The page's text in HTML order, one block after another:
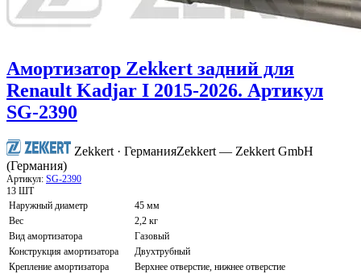
Амортизатор Zekkert задний для
Renault Kadjar I 2015-2026. Артикул
SG-2390
Zekkert · ГерманияZekkert — Zekkert GmbH
(Германия)
Артикул: SG-2390
13 ШТ
Наружный диаметр
45 мм
Вес
2,2 кг
Вид амортизатора
Газовый
Конструкция амортизатора
Двухтрубный
Крепление амортизатора
Верхнее отверстие, нижнее отверстие